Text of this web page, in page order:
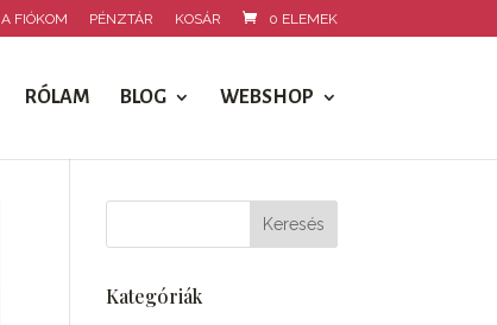
A FIÓKOM PÉNZTÁR KOSÁR 0 ELEMEK
RÓLAM BLOG WEBSHOP
Kategóriák